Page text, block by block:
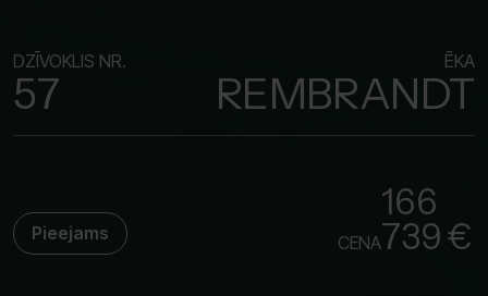
DZĪVOKLIS NR.
57
ĒKA
REMBRANDT
Pieejams CENA
166
739 €